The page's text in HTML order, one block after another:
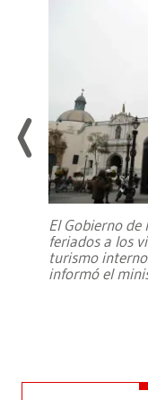
El Gobierno
feriados a los
turismo
informó el